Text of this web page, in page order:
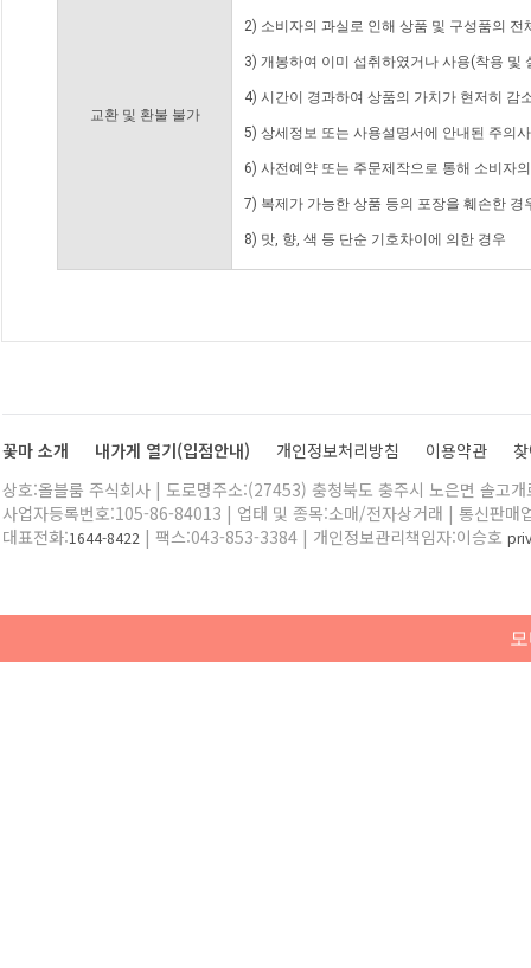
교환 및 환불 불가
2) 소비자의 과실로 인해 상품 및 구성품의
3) 개봉하여 이미 섭취하였거나 사용(착용 및
4) 시간이 경과하여 상품의 가치가 현저히 감
5) 상세정보 또는 사용설명서에 안내된 주의
6) 사전예약 또는 주문제작으로 통해 소비자
7) 복제가 가능한 상품 등의 포장을 훼손한 경
8) 맛, 향, 색 등 단순 기호차이에 의한 경우
꽃마 소개 내가게 열기(입점안내) 개인정보처리방침 이용약관
상호:올블룸 주식회사 | 도로명주소:(27453) 충청북도 충주시 노은면 솔고
사업자등록번호:105-86-84013 | 업태 및 종목:소매/전자상거래 | 통신판매
대표전화:1644-8422 | 팩스:043-853-3384 | 개인정보관리책임자:이승호